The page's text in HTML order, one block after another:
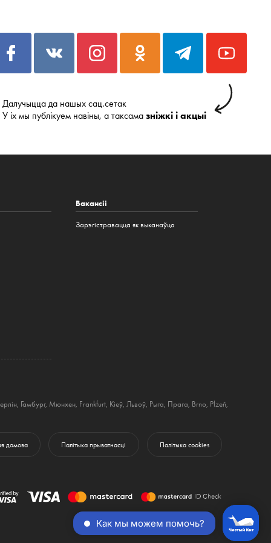
Далучыцца да нашых сац.сетак
У іх мы публікуем навіны, а таксама зніжкі і акцыі
Вакансіі
Зарэгістравацца як выканаўца
, Гамбург, Мюнхен, Frankfurt, Кіеў, Львоў, Рыга, Прага, Brno, Plzeň,
дамова Палітыка прыватнасці Палітыка cookies